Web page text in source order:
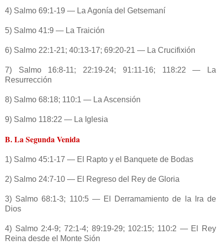
4) Salmo 69:1-19 — La Agonía del Getsemaní
5) Salmo 41:9 — La Traición
6) Salmo 22:1-21; 40:13-17; 69:20-21 — La Crucifixión
7) Salmo 16:8-11; 22:19-24; 91:11-16; 118:22 — La
Resurrección
8) Salmo 68:18; 110:1 — La Ascensión
9) Salmo 118:22 — La Iglesia
B. La Segunda Venida
1) Salmo 45:1-17 — El Rapto y el Banquete de Bodas
2) Salmo 24:7-10 — El Regreso del Rey de Gloria
3) Salmo 68:1-3; 110:5 — El Derramamiento de la Ira de
Dios
4) Salmo 2:4-9; 72:1-4; 89:19-29; 102:15; 110:2 — El Rey
Reina desde el Monte Sión